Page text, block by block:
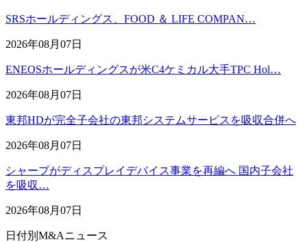
SRSホールディングス、FOOD ＆ LIFE COMPAN…
2026年08月07日
ENEOSホールディングスが米C4ケミカル大手TPC Hol…
2026年08月07日
東邦HDが完全子会社の東邦システムサービスを吸収合併へ
2026年08月07日
シャープがディスプレイデバイス事業を再編へ 国内子会社
を吸収…
2026年08月07日
日付別M&Aニュース